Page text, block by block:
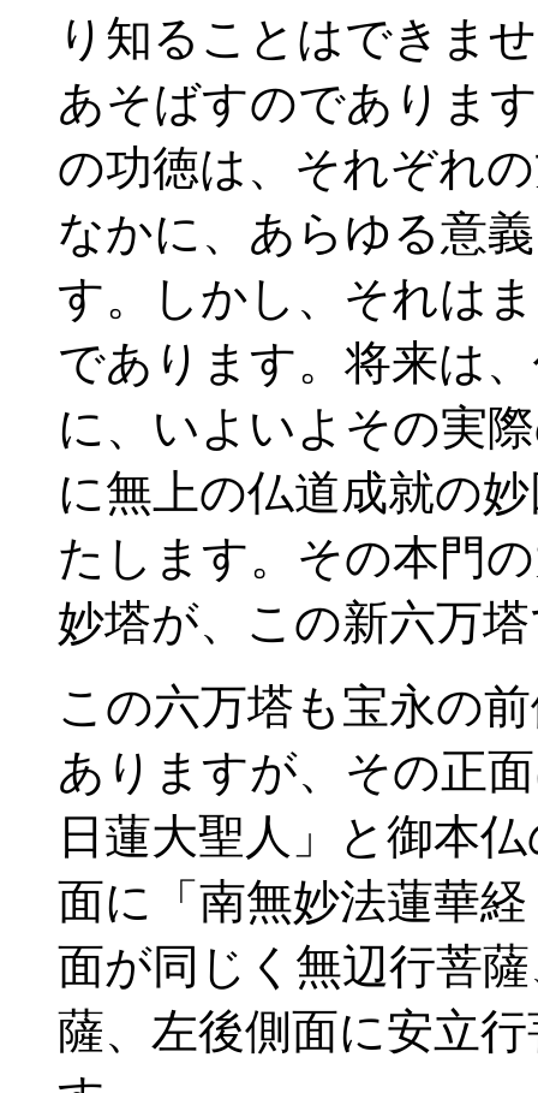
り知ることはできま
あそばすのでありま
の功徳は、それぞれ
なかに、あらゆる意
す。しかし、それは
であります。将来は
に、いよいよその実
に無上の仏道成就の
たします。その本門
妙塔が、この新六万
この六万塔も宝永の
ありますが、その正
日蓮大聖人」と御本
面に「南無妙法蓮華
面が同じく無辺行菩
薩、左後側面に安立